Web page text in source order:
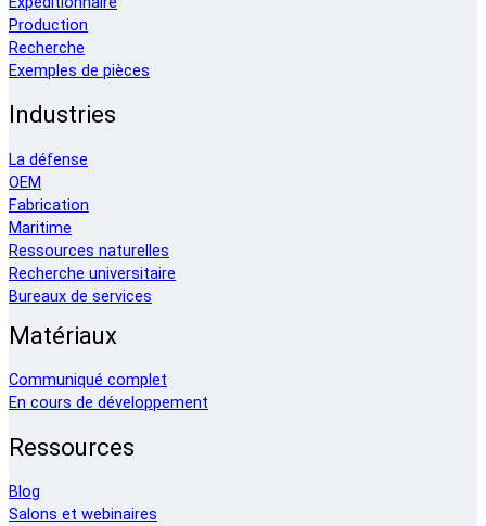
Production
Recherche
Exemples de pièces
Industries
La défense
OEM
Fabrication
Maritime
Ressources naturelles
Recherche universitaire
Bureaux de services
Matériaux
Communiqué complet
En cours de développement
Ressources
Blog
Salons et webinaires